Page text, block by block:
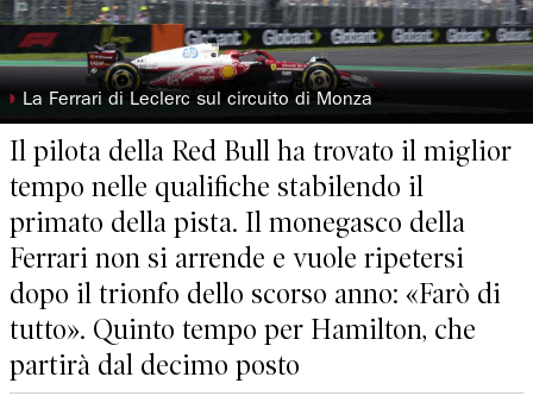
◗ La Ferrari di Leclerc sul circuito di Monza
Il pilota della Red Bull ha trovato il miglior
tempo nelle qualifiche stabilendo il
primato della pista. Il monegasco della
Ferrari non si arrende e vuole ripetersi
dopo il trionfo dello scorso anno: «Farò di
tutto». Quinto tempo per Hamilton, che
partirà dal decimo posto